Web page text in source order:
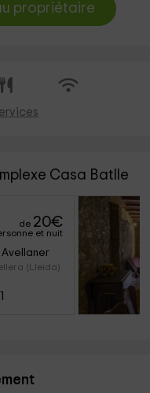
propriétaire
Casa Batlle
de 20€
et nuit
(Lleida)